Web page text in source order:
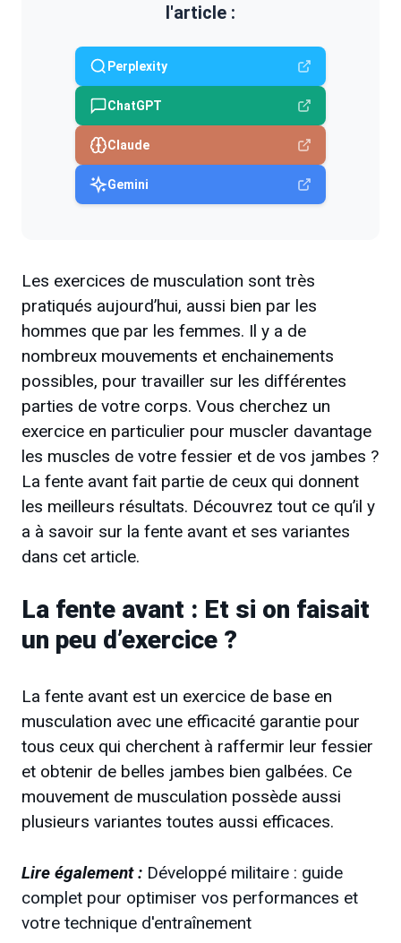
l'article :
Perplexity
ChatGPT
Claude
Gemini
Les exercices de musculation sont très
pratiqués aujourd’hui, aussi bien par les
hommes que par les femmes. Il y a de
nombreux mouvements et enchainements
possibles, pour travailler sur les différentes
parties de votre corps. Vous cherchez un
exercice en particulier pour muscler davantage
les muscles de votre fessier et de vos jambes ?
La fente avant fait partie de ceux qui donnent
les meilleurs résultats. Découvrez tout ce qu’il y
a à savoir sur la fente avant et ses variantes
dans cet article.
La fente avant : Et si on faisait
un peu d’exercice ?
La fente avant est un exercice de base en
musculation avec une efficacité garantie pour
tous ceux qui cherchent à raffermir leur fessier
et obtenir de belles jambes bien galbées. Ce
mouvement de musculation possède aussi
plusieurs variantes toutes aussi efficaces.
Lire également : Développé militaire : guide
complet pour optimiser vos performances et
votre technique d'entraînement